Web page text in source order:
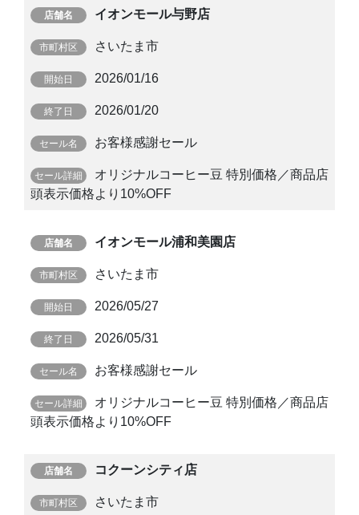
イオンモール与野店
さいたま市
2026/01/16
2026/01/20
お客様感謝セール
オリジナルコーヒー豆 特別価格／商品店
頭表示価格より10%OFF
イオンモール浦和美園店
さいたま市
2026/05/27
2026/05/31
お客様感謝セール
オリジナルコーヒー豆 特別価格／商品店
頭表示価格より10%OFF
コクーンシティ店
さいたま市